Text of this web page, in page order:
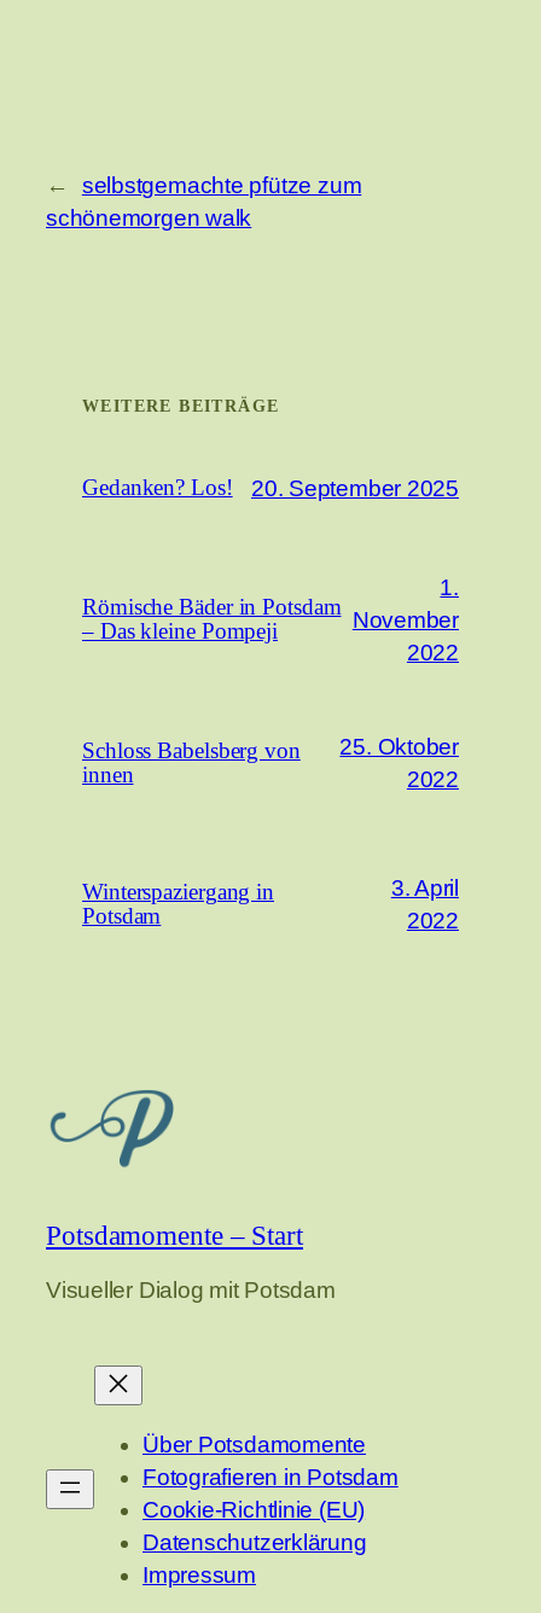
←
selbstgemachte pfütze zum
schönemorgen walk
WEITERE BEITRÄGE
Gedanken? Los! 20. September 2025
Römische Bäder in Potsdam
– Das kleine Pompeji
1.
November
2022
Schloss Babelsberg von
innen
25. Oktober
2022
Winterspaziergang in
Potsdam
3. April
2022
Potsdamomente – Start
Visueller Dialog mit Potsdam
Über Potsdamomente
Fotografieren in Potsdam
Cookie-Richtlinie (EU)
Datenschutzerklärung
Impressum